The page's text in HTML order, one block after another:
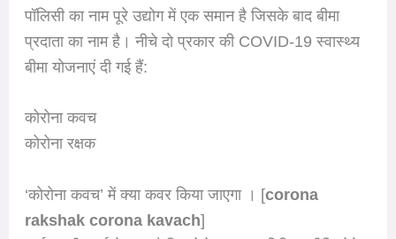
पॉलिसी का नाम पूरे उद्योग में एक समान है जिसके बाद बीमा
प्रदाता का नाम है। नीचे दो प्रकार की COVID-19 स्वास्थ्य
बीमा योजनाएं दी गई हैं:
कोरोना कवच
कोरोना रक्षक
‘कोरोना कवच’ में क्या कवर किया जाएगा । [corona
rakshak corona kavach]